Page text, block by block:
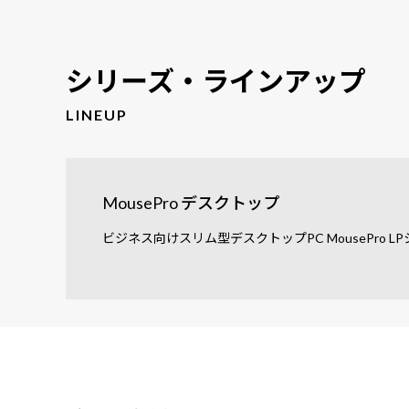
シリーズ・ラインアップ
LINEUP
MousePro デスクトップ
ビジネス向けスリム型デスクトップPC MousePro LP